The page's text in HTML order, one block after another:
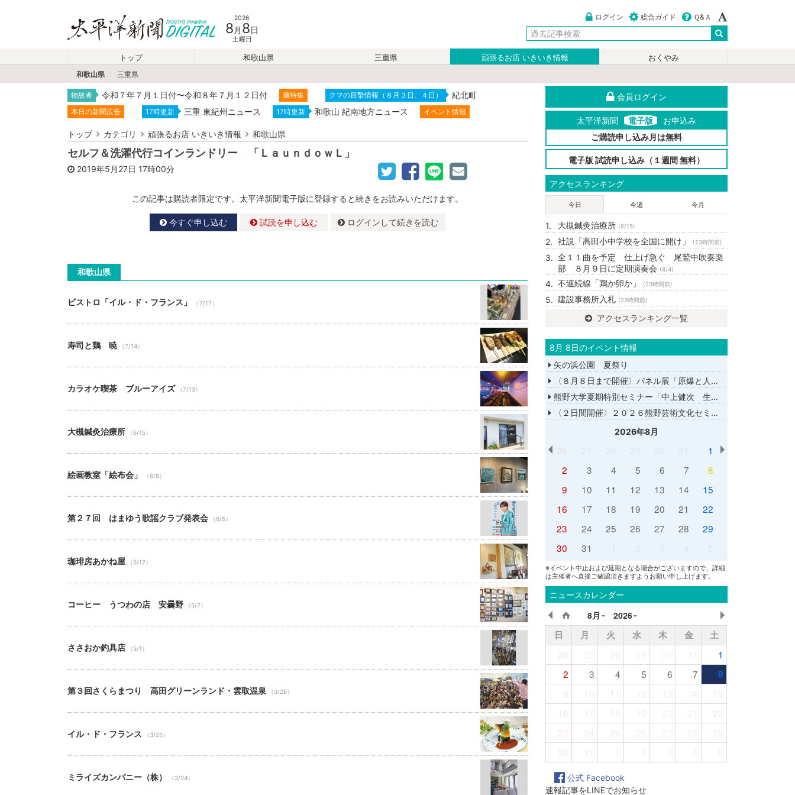
2026
8 月 8日
土曜日
ログイン 総合ガイド Ｑ&Ａ
トップ 和歌山県 三重県 頑張るお店 いきいき情報
おくやみ
和歌山県
三重県
物故者 令和７年７月１日付〜令和８年７月１２日付 麺特集 クマの目撃情報（８月３日、４日） 紀北町
本日の新聞広告 17時更新 三重 東紀州ニュース 17時更新 和歌山 紀南地方ニュース イベント情報
トップ カテゴリ 頑張るお店 いきいき情報 和歌山県
セルフ＆洗濯代行コインランドリー 「ＬａｕｎｄｏｗＬ」
2019年5月27日 17時00分
この記事は購読者限定です。太平洋新聞電子版に登録すると続きをお読みいただけます。
今すぐ申し込む 試読を申し込む ログインして続きを読む
和歌山県
ビストロ「イル・ド・フランス」 （7/17）
寿司と鶏 暁 （7/14）
カラオケ喫茶 ブルーアイズ （7/13）
大槻鍼灸治療所 （6/15）
絵画教室「絵布会」 （6/8）
第２７回 はまゆう歌謡クラブ発表会 （6/5）
珈琲房あかね屋 （5/12）
コーヒー うつわの店 安曇野 （5/7）
ささおか釣具店 （5/1）
第３回さくらまつり 高田グリーンランド・雲取温泉 （3/26）
イル・ド・フランス （3/25）
ミライズカンパニー（株） （3/24）
会員ログイン
太平洋新聞 電子版
お申込み
ご購読申し込み月は無料
電子版 試読申し込み（１週間 無料）
アクセスランキング
今日 今週 今月
大槻鍼灸治療所 (6/15)
社説「高田小中学校を全国に開け」 (23時間前)
全１１曲を予定 仕上げ急ぐ 尾鷲中吹奏楽
部 ８月９日に定期演奏会 (8/4)
不連続線「鶏か卵か」 (23時間前)
建設事務所入札 (23時間前)
アクセスランキング一覧
8月 8日のイベント情報
矢の浜公園 夏祭り
〈８月８日まで開催〉パネル展「原爆と人間展」
熊野大学夏期特別セミナー「中上健次 生誕８０年－時代へのまなざし－」
〈２日間開催〉２０２６熊野芸術文化セミナー
2026年8月
26
1
2
3 4 5 6 7
8
9
10 11 12 13 14
15
16
17 18 19 20 21
22
23
24 25 26 27 28
29
30
31 5
※イベント中止および延期となる場合がございますので、詳細
は主催者へ直接ご確認頂きますようお願い申し上げます。
ニュースカレンダー
8月 2026
日 月 火 水 木 金
土
26
1
2
3 4 5 6 7
8
9
15
16
22
23
29
30
5
公式 Facebook
速報記事をLINEでお知らせ